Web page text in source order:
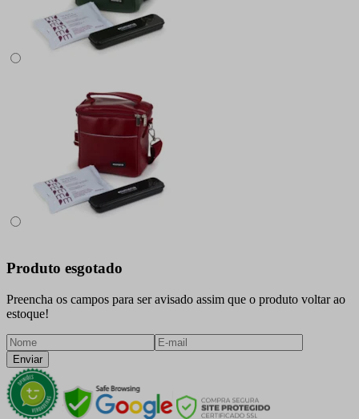
Produto esgotado
Preencha os campos para ser avisado assim que o produto voltar ao
estoque!
Enviar